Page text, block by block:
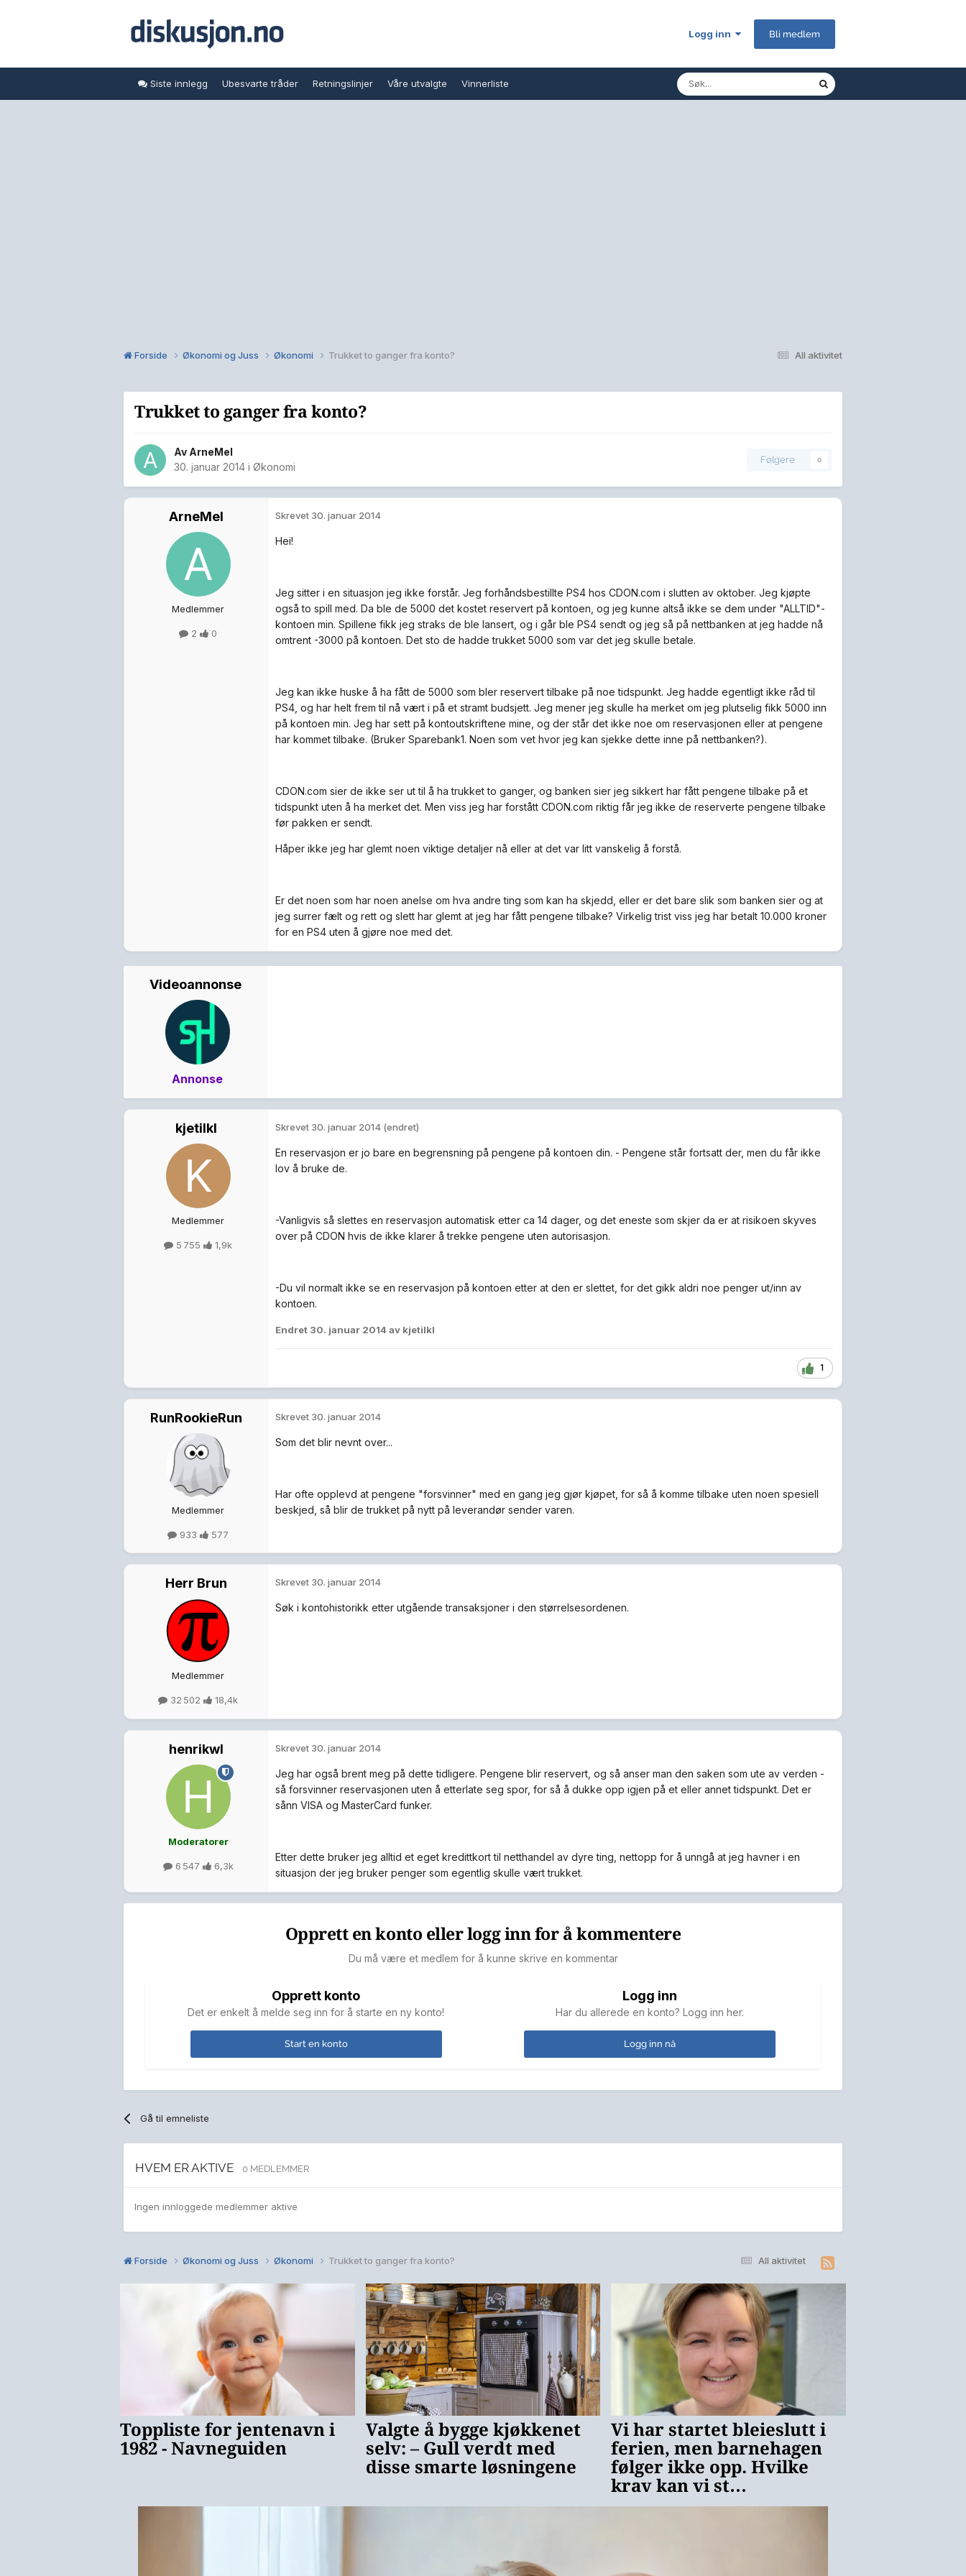
Logg inn Bli medlem
Siste innlegg Ubesvarte tråder Retningslinjer Våre utvalgte Vinnerliste
All aktivitet
Forside Økonomi og Juss Økonomi Trukket to ganger fra konto?
Trukket to ganger fra konto?
Av ArneMel
30. januar 2014 i Økonomi
Følgere 0
ArneMel
Medlemmer
2 0
Skrevet 30. januar 2014
Hei!
Jeg sitter i en situasjon jeg ikke forstår. Jeg forhåndsbestillte PS4 hos CDON.com i slutten av oktober. Jeg kjøpte
også to spill med. Da ble de 5000 det kostet reservert på kontoen, og jeg kunne altså ikke se dem under "ALLTID"-
kontoen min. Spillene fikk jeg straks de ble lansert, og i går ble PS4 sendt og jeg så på nettbanken at jeg hadde nå
omtrent -3000 på kontoen. Det sto de hadde trukket 5000 som var det jeg skulle betale.
Jeg kan ikke huske å ha fått de 5000 som bler reservert tilbake på noe tidspunkt. Jeg hadde egentligt ikke råd til
PS4, og har helt frem til nå vært i på et stramt budsjett. Jeg mener jeg skulle ha merket om jeg plutselig fikk 5000 inn
på kontoen min. Jeg har sett på kontoutskriftene mine, og der står det ikke noe om reservasjonen eller at pengene
har kommet tilbake. (Bruker Sparebank1. Noen som vet hvor jeg kan sjekke dette inne på nettbanken?).
CDON.com sier de ikke ser ut til å ha trukket to ganger, og banken sier jeg sikkert har fått pengene tilbake på et
tidspunkt uten å ha merket det. Men viss jeg har forstått CDON.com riktig får jeg ikke de reserverte pengene tilbake
før pakken er sendt.
Håper ikke jeg har glemt noen viktige detaljer nå eller at det var litt vanskelig å forstå.
Er det noen som har noen anelse om hva andre ting som kan ha skjedd, eller er det bare slik som banken sier og at
jeg surrer fælt og rett og slett har glemt at jeg har fått pengene tilbake? Virkelig trist viss jeg har betalt 10.000 kroner
for en PS4 uten å gjøre noe med det.
Videoannonse
Annonse
kjetilkl
Medlemmer
5 755 1,9k
Skrevet 30. januar 2014 (endret)
En reservasjon er jo bare en begrensning på pengene på kontoen din. - Pengene står fortsatt der, men du får ikke
lov å bruke de.
-Vanligvis så slettes en reservasjon automatisk etter ca 14 dager, og det eneste som skjer da er at risikoen skyves
over på CDON hvis de ikke klarer å trekke pengene uten autorisasjon.
-Du vil normalt ikke se en reservasjon på kontoen etter at den er slettet, for det gikk aldri noe penger ut/inn av
kontoen.
Endret 30. januar 2014 av kjetilkl
1
RunRookieRun
Medlemmer
933 577
Skrevet 30. januar 2014
Som det blir nevnt over...
Har ofte opplevd at pengene "forsvinner" med en gang jeg gjør kjøpet, for så å komme tilbake uten noen spesiell
beskjed, så blir de trukket på nytt på leverandør sender varen.
Herr Brun
Medlemmer
32 502 18,4k
Skrevet 30. januar 2014
Søk i kontohistorikk etter utgående transaksjoner i den størrelsesordenen.
henrikwl
Moderatorer
6 547 6,3k
Skrevet 30. januar 2014
Jeg har også brent meg på dette tidligere. Pengene blir reservert, og så anser man den saken som ute av verden -
så forsvinner reservasjonen uten å etterlate seg spor, for så å dukke opp igjen på et eller annet tidspunkt. Det er
sånn VISA og MasterCard funker.
Etter dette bruker jeg alltid et eget kredittkort til netthandel av dyre ting, nettopp for å unngå at jeg havner i en
situasjon der jeg bruker penger som egentlig skulle vært trukket.
Opprett en konto eller logg inn for å kommentere
Du må være et medlem for å kunne skrive en kommentar
Opprett konto
Det er enkelt å melde seg inn for å starte en ny konto!
Start en konto
Logg inn
Har du allerede en konto? Logg inn her.
Logg inn nå
Gå til emneliste
HVEM ER AKTIVE 0 MEDLEMMER
Ingen innloggede medlemmer aktive
All aktivitet
Forside Økonomi og Juss Økonomi Trukket to ganger fra konto?